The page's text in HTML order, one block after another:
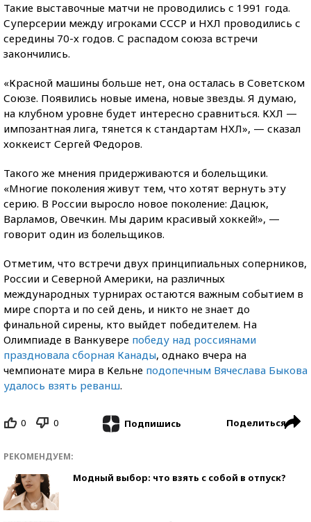
Такие выставочные матчи не проводились с 1991 года.
Суперсерии между игроками СССР и НХЛ проводились с
середины 70-х годов. С распадом союза встречи
закончились.
«Красной машины больше нет, она осталась в Советском
Союзе. Появились новые имена, новые звезды. Я думаю,
на клубном уровне будет интересно сравниться. КХЛ —
импозантная лига, тянется к стандартам НХЛ», — сказал
хоккеист Сергей Федоров.
Такого же мнения придерживаются и болельщики.
«Многие поколения живут тем, что хотят вернуть эту
серию. В России выросло новое поколение: Дацюк,
Варламов, Овечкин. Мы дарим красивый хоккей!», —
говорит один из болельщиков.
Отметим, что встречи двух принципиальных соперников,
России и Северной Америки, на различных
международных турнирах остаются важным событием в
мире спорта и по сей день, и никто не знает до
финальной сирены, кто выйдет победителем. На
Олимпиаде в Ванкувере победу над россиянами
праздновала сборная Канады, однако вчера на
чемпионате мира в Кельне подопечным Вячеслава Быкова
удалось взять реванш.
0 0 Подпишись Поделиться
РЕКОМЕНДУЕМ:
Модный выбор: что взять с собой в отпуск?